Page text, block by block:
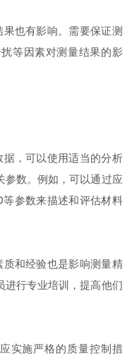
也有影响。需要保证测
等因素对测量结果的影
，可以使用适当的分析
参数。例如，可以通过应
参数来描述和评估材料
和经验也是影响测量精
进行专业培训，提高他们
施严格的质量控制措